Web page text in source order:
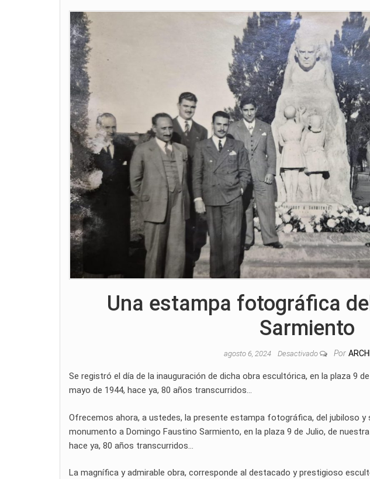
Una estampa fotográfica
Sarmiento
agosto 6, 2024 Desactivado Por
Se registró el día de la inauguración de dicha obra escultórica, en la plaza 9
mayo de 1944, hace ya, 80 años transcurridos…
Ofrecemos ahora, a ustedes, la presente estampa fotográfica, del jubiloso y
monumento a Domingo Faustino Sarmiento, en la plaza 9 de Julio, de
hace ya, 80 años transcurridos…
La magnífica y admirable obra, corresponde al destacado y prestigioso